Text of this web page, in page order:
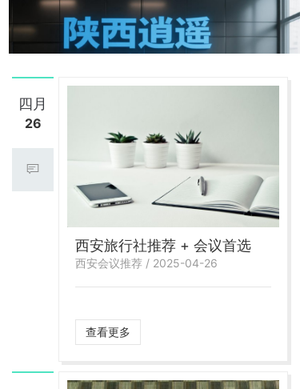
四月
26
西安旅行社推荐 + 会议首选
西安会议推荐 / 2025-04-26
查看更多